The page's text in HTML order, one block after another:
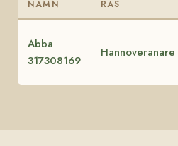
NAMN RAS
Abba
317308169
Hannoveranare